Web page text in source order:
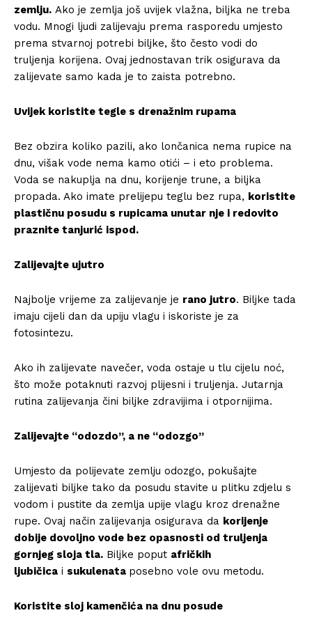
zemlju. Ako je zemlja još uvijek vlažna, biljka ne treba
vodu. Mnogi ljudi zalijevaju prema rasporedu umjesto
prema stvarnoj potrebi biljke, što često vodi do
truljenja korijena. Ovaj jednostavan trik osigurava da
zalijevate samo kada je to zaista potrebno.
Uvijek koristite tegle s drenažnim rupama
Bez obzira koliko pazili, ako lončanica nema rupice na
dnu, višak vode nema kamo otići – i eto problema.
Voda se nakuplja na dnu, korijenje trune, a biljka
propada. Ako imate prelijepu teglu bez rupa, koristite
plastičnu posudu s rupicama unutar nje i redovito
praznite tanjurić ispod.
Zalijevajte ujutro
Najbolje vrijeme za zalijevanje je rano jutro. Biljke tada
imaju cijeli dan da upiju vlagu i iskoriste je za
fotosintezu.
Ako ih zalijevate navečer, voda ostaje u tlu cijelu noć,
što može potaknuti razvoj plijesni i truljenja. Jutarnja
rutina zalijevanja čini biljke zdravijima i otpornijima.
Zalijevajte “odozdo”, a ne “odozgo”
Umjesto da polijevate zemlju odozgo, pokušajte
zalijevati biljke tako da posudu stavite u plitku zdjelu s
vodom i pustite da zemlja upije vlagu kroz drenažne
rupe. Ovaj način zalijevanja osigurava da korijenje
dobije dovoljno vode bez opasnosti od truljenja
gornjeg sloja tla. Biljke poput afričkih
ljubičica i sukulenata posebno vole ovu metodu.
Koristite sloj kamenčića na dnu posude